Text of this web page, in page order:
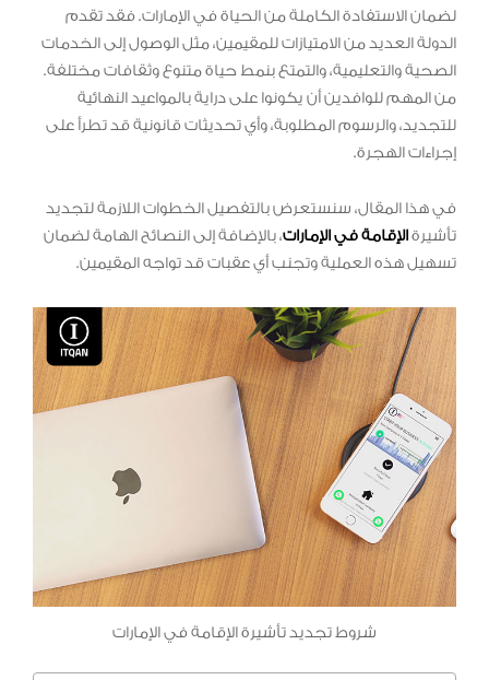
لضمان الاستفادة الكاملة من الحياة في الإمارات. فقد تقدم
الدولة العديد من الامتيازات للمقيمين، مثل الوصول إلى الخدمات
الصحية والتعليمية، والتمتع بنمط حياة متنوع وثقافات مختلفة.
من المهم للوافدين أن يكونوا على دراية بالمواعيد النهائية
للتجديد، والرسوم المطلوبة، وأي تحديثات قانونية قد تطرأ على
إجراءات الهجرة.
في هذا المقال، سنستعرض بالتفصيل الخطوات اللازمة لتجديد
تأشيرةالإقامة في الإمارات، بالإضافة إلى النصائح الهامة لضمان
تسهيل هذه العملية وتجنب أي عقبات قد تواجه المقيمين.
شروط تجديد تأشيرة الإقامة في الإمارات